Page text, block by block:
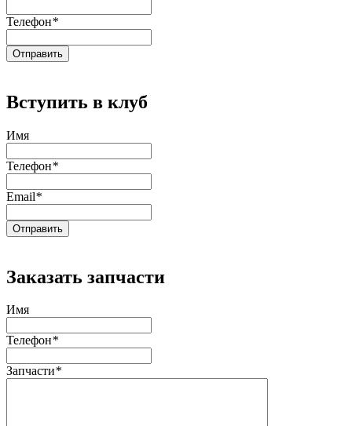
Телефон*
Вступить в клуб
Имя
Телефон*
Email*
Заказать запчасти
Имя
Телефон*
Запчасти*